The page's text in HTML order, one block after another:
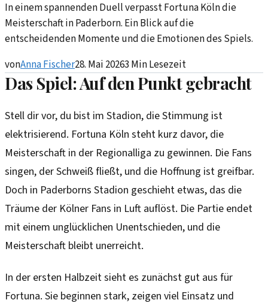
In einem spannenden Duell verpasst Fortuna Köln die
Meisterschaft in Paderborn. Ein Blick auf die
entscheidenden Momente und die Emotionen des Spiels.
vonAnna Fischer28. Mai 20263 Min Lesezeit
Das Spiel: Auf den Punkt gebracht
Stell dir vor, du bist im Stadion, die Stimmung ist
elektrisierend. Fortuna Köln steht kurz davor, die
Meisterschaft in der Regionalliga zu gewinnen. Die Fans
singen, der Schweiß fließt, und die Hoffnung ist greifbar.
Doch in Paderborns Stadion geschieht etwas, das die
Träume der Kölner Fans in Luft auflöst. Die Partie endet
mit einem unglücklichen Unentschieden, und die
Meisterschaft bleibt unerreicht.
In der ersten Halbzeit sieht es zunächst gut aus für
Fortuna. Sie beginnen stark, zeigen viel Einsatz und